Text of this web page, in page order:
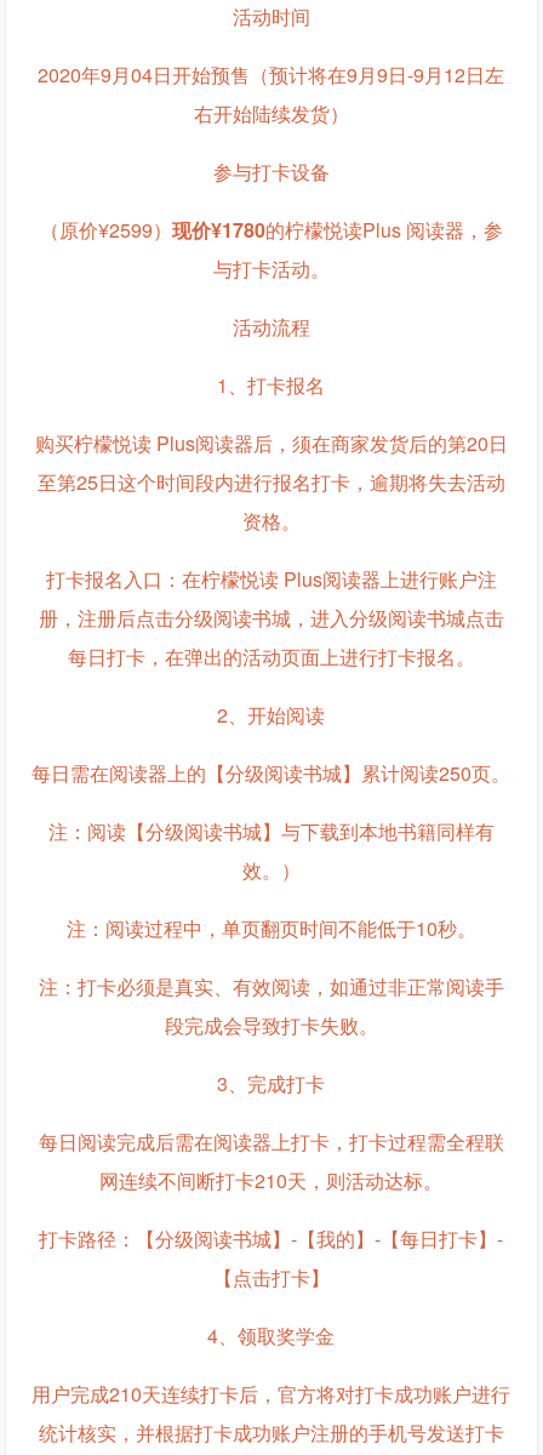
活动时间
2020年9月04日开始预售（预计将在9月9日-9月12日左
右开始陆续发货）
参与打卡设备
（原价¥2599） 现价¥1780的柠檬悦读Plus 阅读器，参
与打卡活动。
活动流程
1、打卡报名
购买柠檬悦读 Plus阅读器后，须在商家发货后的第20日
至第25日这个时间段内进行报名打卡，逾期将失去活动
资格。
打卡报名入口：在柠檬悦读 Plus阅读器上进行账户注
册，注册后点击分级阅读书城，进入分级阅读书城点击
每日打卡，在弹出的活动页面上进行打卡报名。
2、开始阅读
每日需在阅读器上的【分级阅读书城】累计阅读250页。
注：阅读【分级阅读书城】与下载到本地书籍同样有
效。）
注：阅读过程中，单页翻页时间不能低于10秒。
注：打卡必须是真实、有效阅读，如通过非正常阅读手
段完成会导致打卡失败。
3、完成打卡
每日阅读完成后需在阅读器上打卡，打卡过程需全程联
网连续不间断打卡210天，则活动达标。
打卡路径：【分级阅读书城】-【我的】-【每日打卡】-
【点击打卡】
4、领取奖学金
用户完成210天连续打卡后，官方将对打卡成功账户进行
统计核实，并根据打卡成功账户注册的手机号发送打卡